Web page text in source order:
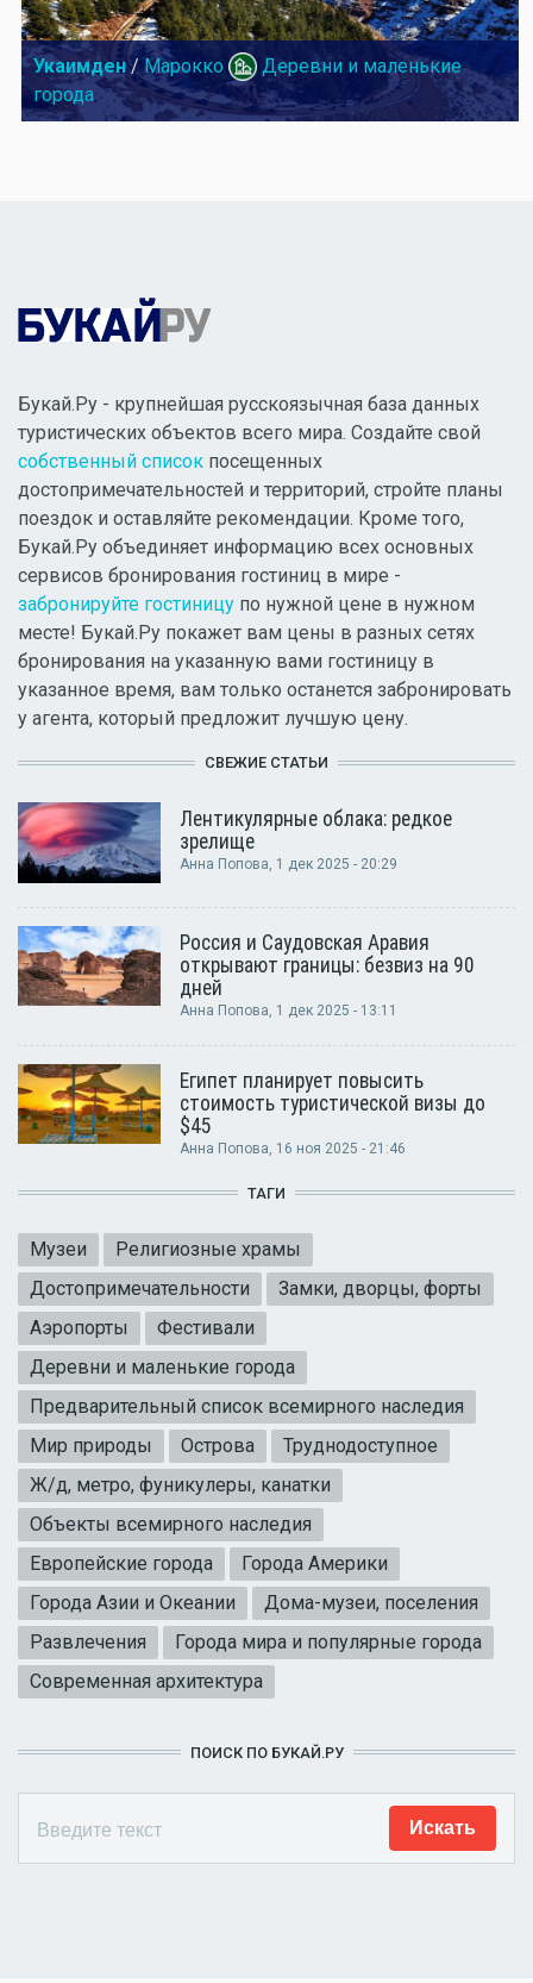
Укаимден/ Марокко
Деревни и маленькие
города
Букай.Ру - крупнейшая русскоязычная база данных
туристических объектов всего мира. Создайте свой
собственный список посещенных
достопримечательностей и территорий, стройте планы
поездок и оставляйте рекомендации. Кроме того,
Букай.Ру объединяет информацию всех основных
сервисов бронирования гостиниц в мире -
забронируйте гостиницу по нужной цене в нужном
месте! Букай.Ру покажет вам цены в разных сетях
бронирования на указанную вами гостиницу в
указанное время, вам только останется забронировать
у агента, который предложит лучшую цену.
СВЕЖИЕ СТАТЬИ
Лентикулярные облака: редкое
зрелище
Анна Попова, 1 дек 2025 - 20:29
Россия и Саудовская Аравия
открывают границы: безвиз на 90
дней
Анна Попова, 1 дек 2025 - 13:11
Египет планирует повысить
стоимость туристической визы до
$45
Анна Попова, 16 ноя 2025 - 21:46
ТАГИ
Музеи
Религиозные храмы
Достопримечательности
Замки, дворцы, форты
Аэропорты
Фестивали
Деревни и маленькие города
Предварительный список всемирного наследия
Мир природы
Острова
Труднодоступное
Ж/д, метро, фуникулеры, канатки
Объекты всемирного наследия
Европейские города
Города Америки
Города Азии и Океании
Дома-музеи, поселения
Развлечения
Города мира и популярные города
Современная архитектура
ПОИСК ПО БУКАЙ.РУ